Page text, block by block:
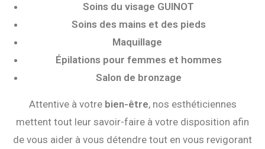
Soins du visage GUINOT
Soins des mains et des pieds
Maquillage
Épilations pour femmes et hommes
Salon de bronzage
Attentive à votre bien-être, nos esthéticiennes
mettent tout leur savoir-faire à votre disposition afin
de vous aider à vous détendre tout en vous revigorant